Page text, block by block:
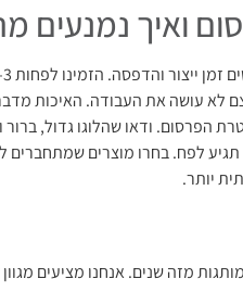
הזמינו לפחות 3–4 שבועות מראש לתוצאות הטובות ביותר.
לא עושה את העבודה. האיכות
הפרסום. ודאו שהלוגו גדול, ברור
לפח. בחרו מוצרים שמתחברים
מזה שנים. אנחנו מציעים